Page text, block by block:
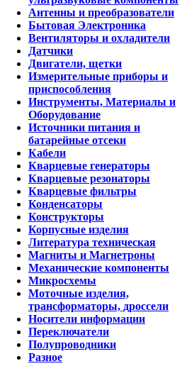
Антенны и преобразователи
Бытовая Электроника
Вентиляторы и охладители
Датчики
Двигатели, щетки
Измерительные приборы и
приспособления
Инструменты, Материалы и
Оборудование
Источники питания и
батарейные отсеки
Кабели
Кварцевые генераторы
Кварцевые резонаторы
Кварцевые фильтры
Конденсаторы
Конструкторы
Корпусные изделия
Литература техническая
Магниты и Магнетроны
Механические компоненты
Микросхемы
Моточные изделия,
трансформаторы, дроссели
Носители информации
Переключатели
Полупроводники
Разное